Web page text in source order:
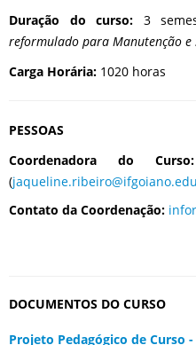
Duração do curso: 3
reformulado para Manutenção
Carga Horária: 1020 horas
PESSOAS
Coordenadora do Curso:
(
Contato da Coordenação:
DOCUMENTOS DO CURSO
Projeto Pedagógico de Curso